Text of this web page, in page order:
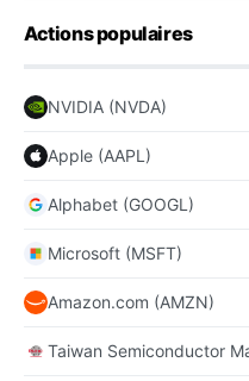
Actions populaires
NVIDIA (NVDA)
Apple (AAPL)
Alphabet (GOOGL)
Microsoft (MSFT)
Amazon.com (AMZN)
Taiwan Semiconductor